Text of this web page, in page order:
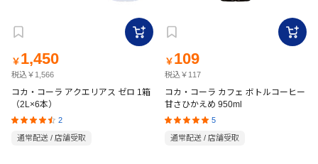
￥ 1,450
税込￥1,566
コカ・コーラ アクエリアス ゼロ 1箱
（2L×6本）
2
通常配送 / 店舗受取
￥ 109
税込￥117
コカ・コーラ カフェ ボトルコーヒー
甘さひかえめ 950ml
5
通常配送 / 店舗受取